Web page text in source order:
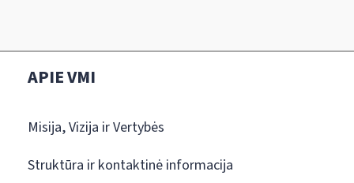
APIE VMI
Misija, Vizija ir Vertybės
Struktūra ir kontaktinė informacija